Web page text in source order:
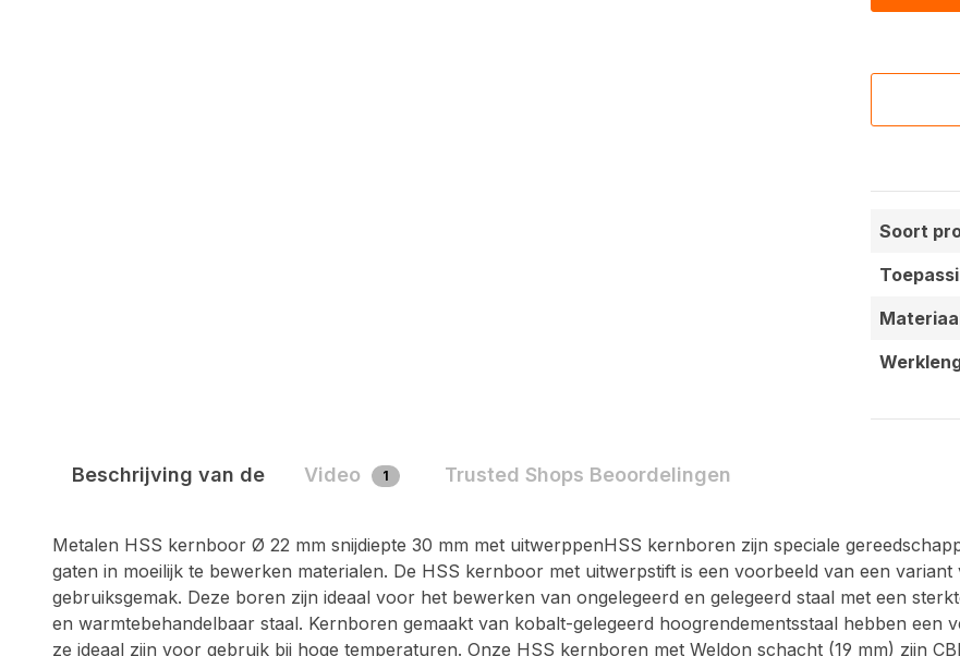
Soort
Beschrijving van de Video 1 Trusted Shops Beoordelingen
Metalen HSS kernboor Ø 22 mm snijdiepte 30 mm met uitwerppenHSS kernboren zijn speciale
gaten in moeilijk te bewerken materialen. De HSS kernboor met uitwerpstift is een voorbeeld van een
gebruiksgemak. Deze boren zijn ideaal voor het bewerken van ongelegeerd en gelegeerd staal met een
en warmtebehandelbaar staal. Kernboren gemaakt van kobalt-gelegeerd hoogrendementsstaal hebben een
ze ideaal zijn voor gebruik bij hoge temperaturen. Onze HSS kernboren met Weldon schacht (19 mm) zijn